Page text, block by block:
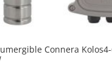
Connera